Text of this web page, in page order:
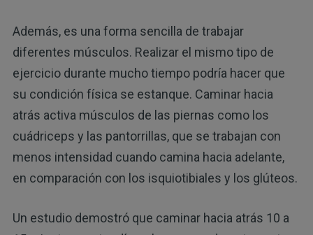
Además, es una forma sencilla de trabajar
diferentes músculos. Realizar el mismo tipo de
ejercicio durante mucho tiempo podría hacer que
su condición física se estanque. Caminar hacia
atrás activa músculos de las piernas como los
cuádriceps y las pantorrillas, que se trabajan con
menos intensidad cuando camina hacia adelante,
en comparación con los isquiotibiales y los glúteos.
Un estudio demostró que caminar hacia atrás 10 a